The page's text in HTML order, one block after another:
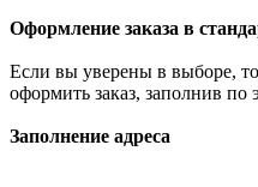
Оформление заказа в
Если вы уверены в выборе,
оформить заказ, заполнив по
Заполнение адреса